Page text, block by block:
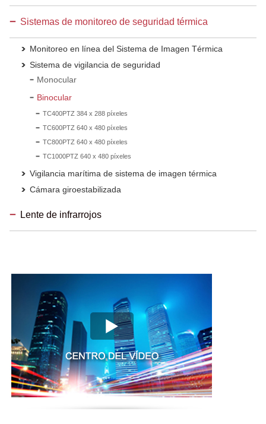
Sistemas de monitoreo de seguridad térmica
Monitoreo en línea del Sistema de Imagen Térmica
Sistema de vigilancia de seguridad
Monocular
Binocular
TC400PTZ 384 x 288 píxeles
TC600PTZ 640 x 480 píxeles
TC800PTZ 640 x 480 píxeles
TC1000PTZ 640 x 480 píxeles
Vigilancia marítima de sistema de imagen térmica
Cámara giroestabilizada
Lente de infrarrojos